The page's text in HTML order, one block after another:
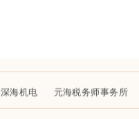
深海机电 元海税务师事务所